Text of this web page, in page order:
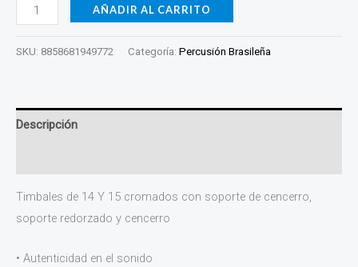
AÑADIR AL CARRITO
SKU: 8858681949772 Categoría: Percusión Brasileña
Descripción
Timbales de 14 Y 15 cromados con soporte de cencerro,
soporte redorzado y cencerro
• Autenticidad en el sonido